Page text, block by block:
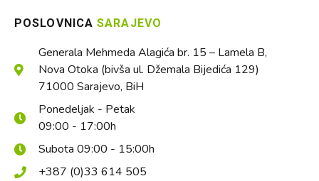
POSLOVNICASARAJEVO
Generala Mehmeda Alagića br. 15 – Lamela B,
Nova Otoka (bivša ul. Džemala Bijedića 129)
71000 Sarajevo, BiH
Ponedeljak - Petak
09:00 - 17:00h
Subota 09:00 - 15:00h
+387 (0)33 614 505